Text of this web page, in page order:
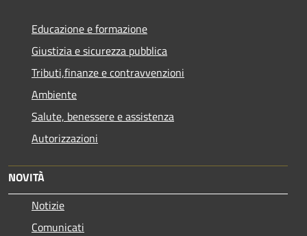
Educazione e formazione
Giustizia e sicurezza pubblica
Tributi,finanze e contravvenzioni
Ambiente
Salute, benessere e assistenza
Autorizzazioni
NOVITÀ
Notizie
Comunicati